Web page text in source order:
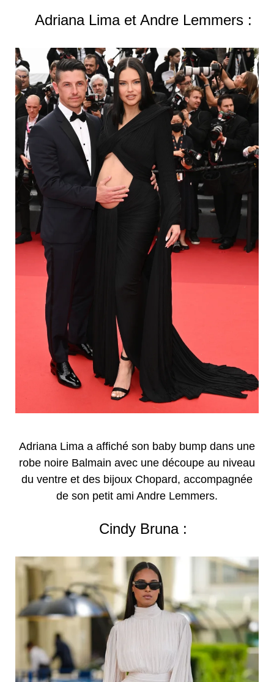
Adriana Lima et Andre Lemmers :
Adriana Lima a affiché son baby bump dans une
robe noire Balmain avec une découpe au niveau
du ventre et des bijoux Chopard, accompagnée
de son petit ami Andre Lemmers.
Cindy Bruna :